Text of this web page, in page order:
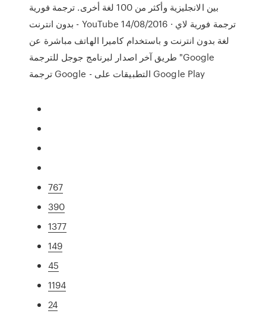
بين الانجليزية وأكثر من 100 لغة أخرى. ‫ترجمة فورية
بدون انترنت‬‎ - YouTube 14/08/2016 · ترجمة فورية لاي
لغة بدون انترنت و باستخدام كاميرا الهاتف مباشرة عن
طريق آخر اصدار لبرنامج جوجل للترجمة "Google
ترجمة Google - التطبيقات على Google Play
767
390
1377
149
45
1194
24